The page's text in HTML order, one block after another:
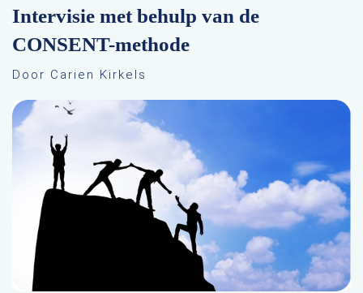
Intervisie met behulp van de
CONSENT-methode
Door Carien Kirkels